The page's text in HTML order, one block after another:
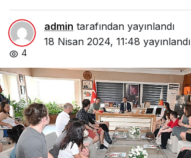
admin tarafından yayınlandı
18 Nisan 2024, 11:48 yayınlandı
4